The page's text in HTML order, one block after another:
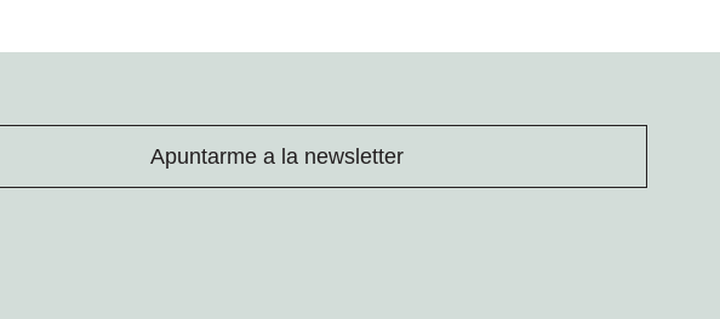
Apuntarme a la newsletter